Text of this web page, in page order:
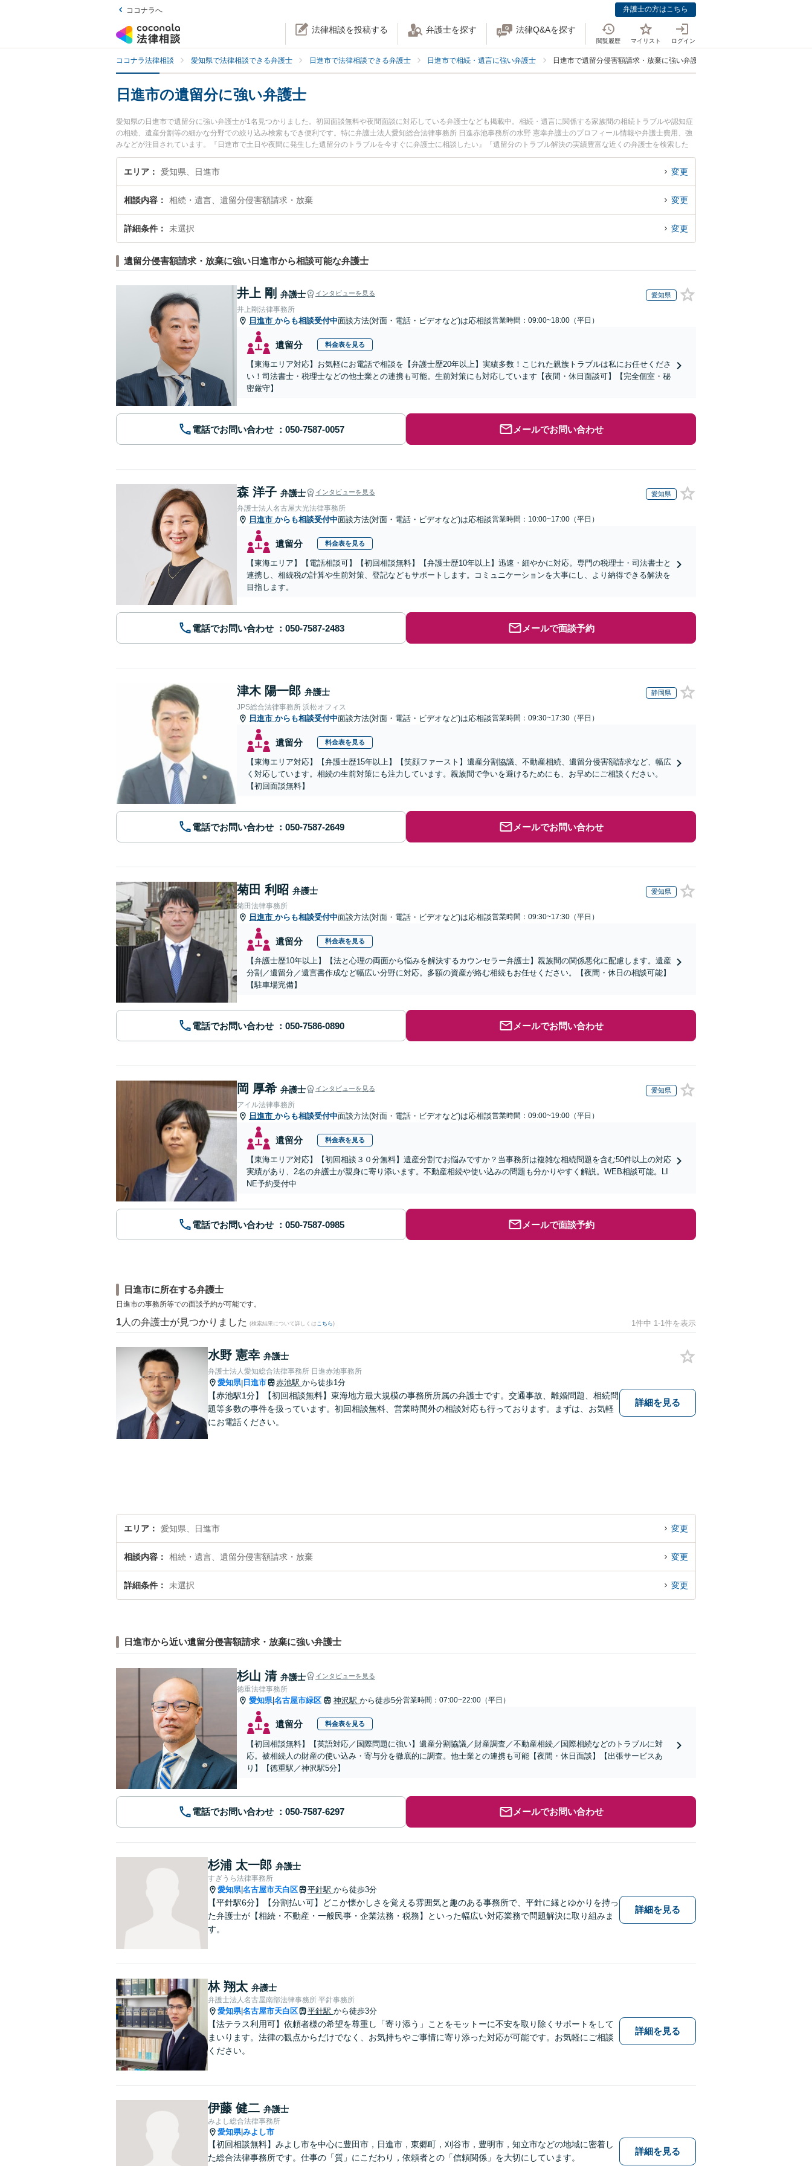
ココナラへ 弁護士の方はこちら
法律相談を投稿する 弁護士を探す 法律Q&Aを探す
閲覧履歴 マイリスト ログイン
ココナラ法律相談 愛知県で法律相談できる弁護士 日進市で法律相談できる弁護士 日進市で相続・遺言に強い弁護士 日進市で遺留分侵害額請求・放棄に強い弁護士
日進市の遺留分に強い弁護士
愛知県の日進市で遺留分に強い弁護士が1名見つかりました。初回面談無料や夜間面談に対応している弁護士なども掲載中。相続・遺言に関係する家族間の相続トラブルや認知症
の相続、遺産分割等の細かな分野での絞り込み検索もでき便利です。特に弁護士法人愛知総合法律事務所 日進赤池事務所の水野 憲幸弁護士のプロフィール情報や弁護士費用、強
みなどが注目されています。『日進市で土日や夜間に発生した遺留分のトラブルを今すぐに弁護士に相談したい』『遺留分のトラブル解決の実績豊富な近くの弁護士を検索した
い』『初回相談無料で遺留分を法律相談できる日進市内の弁護士に相談予約したい』などでお困りの相談者さんにおすすめです。
エリア 愛知県、日進市 変更
相談内容 相続・遺言、遺留分侵害額請求・放棄 変更
詳細条件 未選択 変更
遺留分侵害額請求・放棄に強い日進市から相談可能な弁護士
井上 剛 弁護士 インタビューを見る 愛知県
井上剛法律事務所
日進市 からも相談受付中面談方法(対面・電話・ビデオなど)は応相談営業時間：09:00~18:00（平日）
遺留分 料金表を見る
【東海エリア対応】お気軽にお電話で相談を【弁護士歴20年以上】実績多数！こじれた親族トラブルは私にお任せくださ
い！司法書士・税理士などの他士業との連携も可能。生前対策にも対応しています【夜間・休日面談可】【完全個室・秘
密厳守】
電話でお問い合わせ メールでお問い合わせ
森 洋子 弁護士 インタビューを見る 愛知県
弁護士法人名古屋大光法律事務所
日進市 からも相談受付中面談方法(対面・電話・ビデオなど)は応相談営業時間：10:00~17:00（平日）
遺留分 料金表を見る
【東海エリア】【電話相談可】【初回相談無料】【弁護士歴10年以上】迅速・細やかに対応。専門の税理士・司法書士と
連携し、相続税の計算や生前対策、登記などもサポートします。コミュニケーションを大事にし、より納得できる解決を
目指します。
電話でお問い合わせ メールで面談予約
津木 陽一郎 弁護士 静岡県
JPS総合法律事務所 浜松オフィス
日進市 からも相談受付中面談方法(対面・電話・ビデオなど)は応相談営業時間：09:30~17:30（平日）
遺留分 料金表を見る
【東海エリア対応】【弁護士歴15年以上】【笑顔ファースト】遺産分割協議、不動産相続、遺留分侵害額請求など、幅広
く対応しています。相続の生前対策にも注力しています。親族間で争いを避けるためにも、お早めにご相談ください。
【初回面談無料】
電話でお問い合わせ メールでお問い合わせ
菊田 利昭 弁護士 愛知県
菊田法律事務所
日進市 からも相談受付中面談方法(対面・電話・ビデオなど)は応相談営業時間：09:30~17:30（平日）
遺留分 料金表を見る
【弁護士歴10年以上】【法と心理の両面から悩みを解決するカウンセラー弁護士】親族間の関係悪化に配慮します。遺産
分割／遺留分／遺言書作成など幅広い分野に対応。多額の資産が絡む相続もお任せください。【夜間・休日の相談可能】
【駐車場完備】
電話でお問い合わせ メールでお問い合わせ
岡 厚希 弁護士 インタビューを見る 愛知県
アイル法律事務所
日進市 からも相談受付中面談方法(対面・電話・ビデオなど)は応相談営業時間：09:00~19:00（平日）
遺留分 料金表を見る
【東海エリア対応】【初回相談３０分無料】遺産分割でお悩みですか？当事務所は複雑な相続問題を含む50件以上の対応
実績があり、2名の弁護士が親身に寄り添います。不動産相続や使い込みの問題も分かりやすく解説。WEB相談可能。LI
NE予約受付中
電話でお問い合わせ メールで面談予約
日進市に所在する弁護士
日進市の事務所等での面談予約が可能です。
1 人の弁護士が見つかりました (検索結果について詳しくは こちら) 1件中 1-1件を表示
水野 憲幸 弁護士
弁護士法人愛知総合法律事務所 日進赤池事務所
愛知県| 日進市 赤池駅 から徒歩1分
【赤池駅1分】【初回相談無料】東海地方最大規模の事務所所属の弁護士です。交通事故、離婚問題、相続問
題等多数の事件を扱っています。初回相談無料、営業時間外の相談対応も行っております。まずは、お気軽
にお電話ください。
詳細を見る
エリア 愛知県、日進市 変更
相談内容 相続・遺言、遺留分侵害額請求・放棄 変更
詳細条件 未選択 変更
日進市から近い遺留分侵害額請求・放棄に強い弁護士
杉山 清 弁護士 インタビューを見る
徳重法律事務所
愛知県|名古屋市緑区 神沢駅 から徒歩5分営業時間：07:00~22:00（平日）
遺留分 料金表を見る
【初回相談無料】【英語対応／国際問題に強い】遺産分割協議／財産調査／不動産相続／国際相続などのトラブルに対
応。被相続人の財産の使い込み・寄与分を徹底的に調査。他士業との連携も可能【夜間・休日面談】【出張サービスあ
り】【徳重駅／神沢駅5分】
電話でお問い合わせ メールでお問い合わせ
杉浦 太一郎 弁護士
すぎうら法律事務所
愛知県|名古屋市天白区 平針駅 から徒歩3分
【平針駅6分】【分割払い可】どこか懐かしさを覚える雰囲気と趣のある事務所で、平針に縁とゆかりを持っ
た弁護士が【相続・不動産・一般民事・企業法務・税務】といった幅広い対応業務で問題解決に取り組みま
す。
詳細を見る
林 翔太 弁護士
弁護士法人名古屋南部法律事務所 平針事務所
愛知県|名古屋市天白区 平針駅 から徒歩3分
【法テラス利用可】依頼者様の希望を尊重し「寄り添う」ことをモットーに不安を取り除くサポートをして
まいります。法律の観点からだけでなく、お気持ちやご事情に寄り添った対応が可能です。お気軽にご相談
ください。
詳細を見る
伊藤 健二 弁護士
みよし総合法律事務所
愛知県|みよし市
【初回相談無料】みよし市を中心に豊田市，日進市，東郷町，刈谷市，豊明市，知立市などの地域に密着し
た総合法律事務所です。仕事の「質」にこだわり，依頼者との「信頼関係」を大切にしています。
詳細を見る